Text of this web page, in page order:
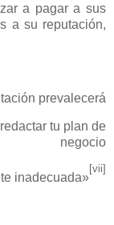
a pagar a sus
a su reputación,
prevalecerá
tu plan de
negocio
inadecuada»
[vii]